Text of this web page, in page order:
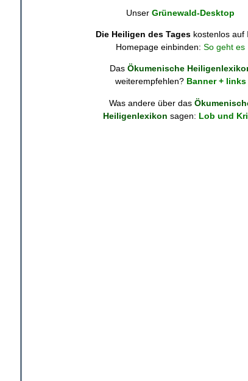
Unser Grünewald-Desktop
Die Heiligen des Tages kostenlos auf
Homepage einbinden: So geht es
Das Ökumenische
weiterempfehlen? Banner + links
Was andere über das
Heiligenlexikon sagen: Lob und